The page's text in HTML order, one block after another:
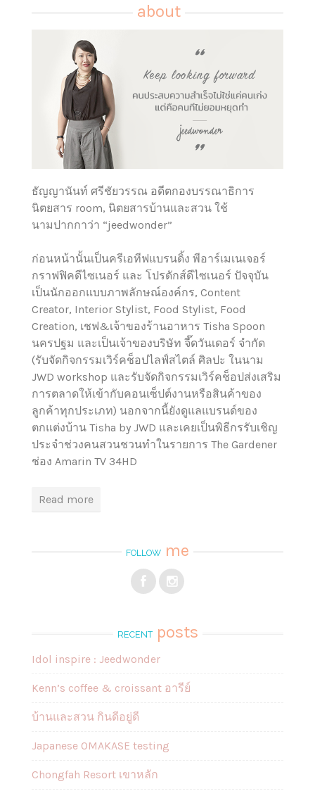
about
ธัญญานันท์ ศรีชัยวรรณ อดีตกองบรรณาธิการ
นิตยสาร room, นิตยสารบ้านและสวน ใช้
นามปากกาว่า “jeedwonder”
ก่อนหน้านั้นเป็นครีเอทีฟแบรนดิ้ง พีอาร์เมเนเจอร์
กราฟฟิคดีไซเนอร์ และ โปรดักส์ดีไซเนอร์ ปัจจุบัน
เป็นนักออกแบบภาพลักษณ์องค์กร, Content
Creator, Interior Stylist, Food Stylist, Food
Creation, เชฟ&เจ้าของร้านอาหาร Tisha Spoon
นครปฐม และเป็นเจ้าของบริษัท จี๊ดวันเดอร์ จำกัด
(รับจัดกิจกรรมเวิร์คช็อปไลฟ์สไตล์ ศิลปะ ในนาม
JWD workshop และรับจัดกิจกรรมเวิร์คช็อปส่งเสริม
การตลาดให้เข้ากับคอนเซ็ปต์งานหรือสินค้าของ
ลูกค้าทุกประเภท) นอกจากนี้ยังดูแลแบรนด์ของ
ตกแต่งบ้าน Tisha by JWD และเคยเป็นพิธีกรรับเชิญ
ประจำช่วงคนสวนชวนทำในรายการ The Gardener
ช่อง Amarin TV 34HD
Read more
FOLLOW me
RECENT posts
Idol inspire : Jeedwonder
Kenn’s coffee & croissant อารีย์
บ้านและสวน กินดีอยู่ดี
Japanese OMAKASE testing
Chongfah Resort เขาหลัก